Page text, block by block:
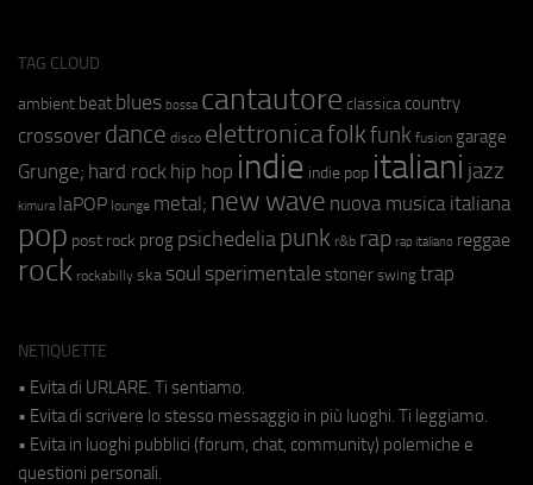
TAG CLOUD
ambient beat blues bossa cantautore classica country
crossover dance disco elettronicafolkfunk fusion garage
Grunge; hard rock hip hop indie indie pop italiani jazz
kimura laPOP lounge metal; new wave nuova musica italiana
pop post rock prog psichedeliapunk r&b rap rap italiano reggae
rock rockabilly ska soul sperimentale stoner swing trap
NETIQUETTE
• Evita di URLARE. Ti sentiamo.
• Evita di scrivere lo stesso messaggio in più luoghi. Ti leggiamo.
• Evita in luoghi pubblici (forum, chat, community) polemiche e
questioni personali.